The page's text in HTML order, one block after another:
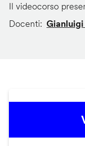
Il videocorso
Docenti